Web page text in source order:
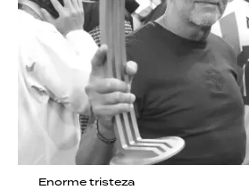
Enorme tristeza